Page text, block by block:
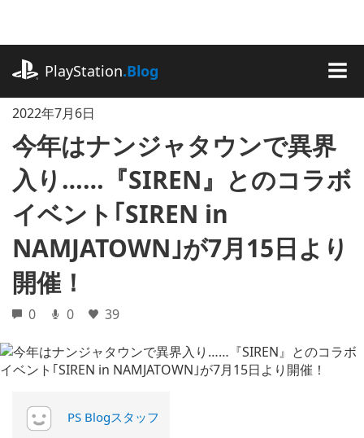
に
ッ
PlayStation.Blog
2022年7月6日
今年はナンジャタウンで異界
入り……『SIREN』とのコラボ
イベント｢SIREN in
NAMJATOWN｣が7月15日より
開催！
0 0 39
PS Blogスタッフ